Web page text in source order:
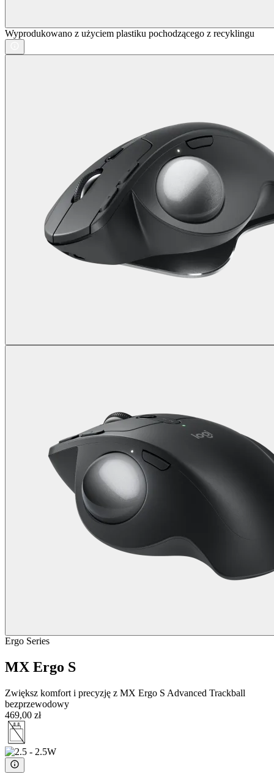
Wyprodukowano z użyciem plastiku pochodzącego z recyklingu
Ergo Series
MX Ergo S
Zwiększ komfort i precyzję z MX Ergo S Advanced Trackball
bezprzewodowy
469,00 zł